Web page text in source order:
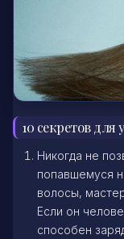
10 секретов для
Никогда не
попавшемуся
волосы,
Если он
способен